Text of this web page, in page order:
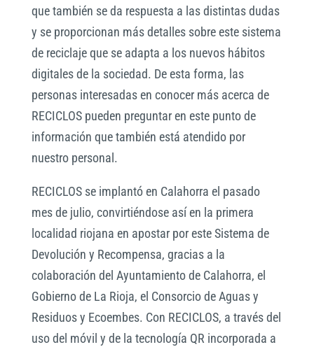
que también se da respuesta a las distintas dudas
y se proporcionan más detalles sobre este sistema
de reciclaje que se adapta a los nuevos hábitos
digitales de la sociedad. De esta forma, las
personas interesadas en conocer más acerca de
RECICLOS pueden preguntar en este punto de
información que también está atendido por
nuestro personal.
RECICLOS se implantó en Calahorra el pasado
mes de julio, convirtiéndose así en la primera
localidad riojana en apostar por este Sistema de
Devolución y Recompensa, gracias a la
colaboración del Ayuntamiento de Calahorra, el
Gobierno de La Rioja, el Consorcio de Aguas y
Residuos y Ecoembes. Con RECICLOS, a través del
uso del móvil y de la tecnología QR incorporada a